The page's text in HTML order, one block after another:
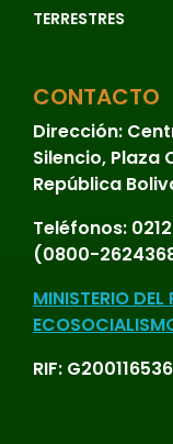
TERRESTRES
CONTACTO
Dirección:
Silencio,
República
Teléfonos:
(0800-
MINISTERIO DEL
RIF: G200116536